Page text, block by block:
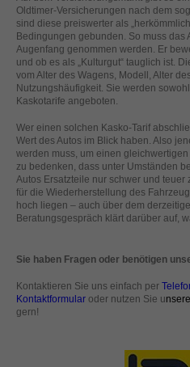
Oldtimer-Versicherungen nach dem
sind diese preiswerter als
Bedingungen gebunden. So muss das
Augenfang genommen werden. Er
und ob es als „Kulturgut“ tauglich ist.
vom Alter des Wagens, Modell, Alter
Nutzungshäufigkeit. Sie werden
Kaskotarife angeboten.
Wer einen solchen Kasko-Tarif
Wert des Autos im Blick haben. Also
werden muss, um einen
zu bedenken, dass unter Umständen
Autos Ersatzteile nur schwer und teuer
für die Wiederherstellung des
hoch liegen – auch über dem
Beratungsgespräch klärt darüber auf,
Sie haben Fragen oder benötigen
Kontaktieren Sie uns einfach per
Kontaktformular oder nutzen Sie u
gern!
helfen, diese Website und Ihre
Personenbezogene Daten
Adressen), z. B. für
Anzeigen- und Inhaltsmessung.
Verwendung Ihrer Daten finden
Datenschutzerklärung.
Hier finden Sie eine Übersicht
weitere Informationen anzeigen
Cookies auswählen.
Alle akzeptieren
Zurück Nur essenzielle
Datenschutzeinstellungen
Essenzielle Cookies ermöglichen
Cookie-
Inhalte von Videoplattformen und